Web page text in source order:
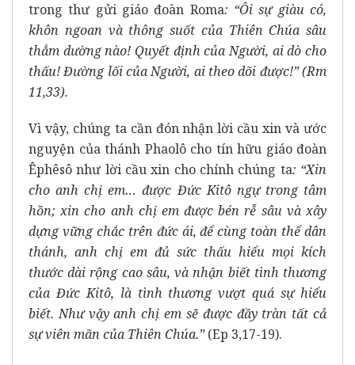
trong thư gửi giáo đoàn Roma: “Ôi sự giàu có,
khôn ngoan và thông suốt của Thiên Chúa sâu
thẳm dường nào! Quyết định của Người, ai dò cho
thấu! Đường lối của Người, ai theo dõi được!” (Rm
11,33).
Vì vậy, chúng ta cần đón nhận lời cầu xin và ước
nguyện của thánh Phaolô cho tín hữu giáo đoàn
Êphêsô như lời cầu xin cho chính chúng ta: “Xin
cho anh chị em… được Đức Kitô ngự trong tâm
hồn; xin cho anh chị em được bén rễ sâu và xây
dựng vững chắc trên đức ái, để cùng toàn thể dân
thánh, anh chị em đủ sức thấu hiểu mọi kích
thước dài rộng cao sâu, và nhận biết tình thương
của Đức Kitô, là tình thương vượt quá sự hiểu
biết. Như vậy anh chị em sẽ được đầy tràn tất cả
sự viên mãn của Thiên Chúa.”(Ep 3,17-19).